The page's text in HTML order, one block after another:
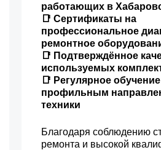
работающих в
📑 Сертификаты на
профессиональное
ремонтное
📑 Подтверждённое
используемых
📑 Регулярное
профильным
техники
Благодаря соблюдению
ремонта и высокой